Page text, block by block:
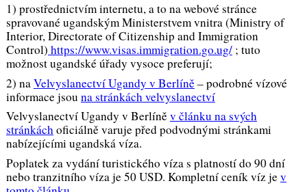
1) prostřednictvím internetu, a to na webové stránce
spravované ugandským Ministerstvem vnitra (Ministry of
Interior, Directorate of Citizenship and Immigration
Control) https://www.visas.immigration.go.ug/; tuto
možnost ugandské úřady vysoce preferují;
2) naVelvyslanectví Ugandy v Berlíně– podrobné vízové
informace jsou na stránkách velvyslanectví
Velvyslanectví Ugandy v Berlíněv článku na svých
stránkáchoficiálně varuje před podvodnými stránkami
nabízejícími ugandská víza.
Poplatek za vydání turistického víza s platností do 90 dní
nebo tranzitního víza je 50 USD. Kompletní ceník víz jev